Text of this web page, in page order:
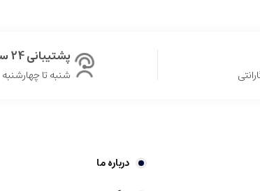
پشتیبانی 24 ساعته
شنبه تا چهارشنبه
درباره ما